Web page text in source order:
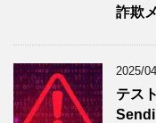
詐欺
2025/
テス